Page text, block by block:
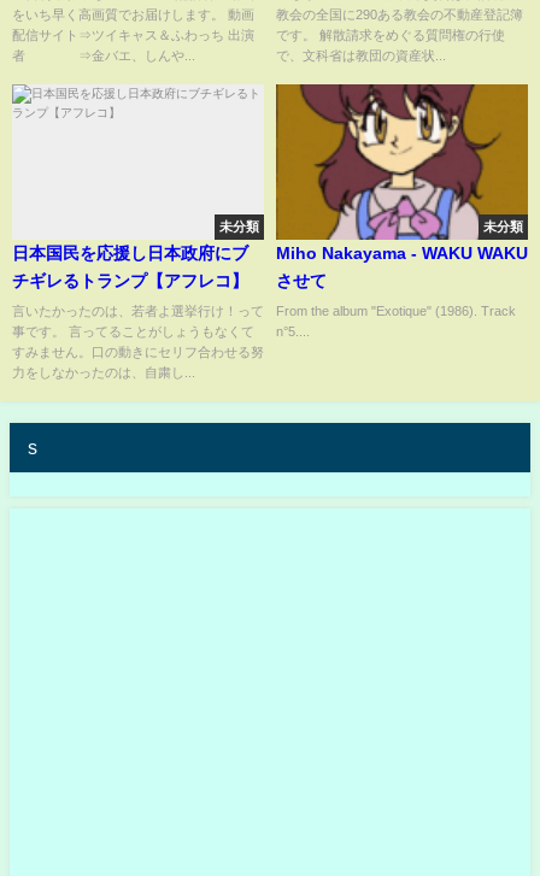
をいち早く高画質でお届けします。 動画
配信サイト⇒ツイキャス＆ふわっち 出演
者 ⇒金バエ、しんや...
日)
教会の全国に290ある教会の不動産登記簿
です。 解散請求をめぐる質問権の行使
で、文科省は教団の資産状...
未分類
日本国民を応援し日本政府にブ
チギレるトランプ【アフレコ】
言いたかったのは、若者よ選挙行け！って
事です。 言ってることがしょうもなくて
すみません。口の動きにセリフ合わせる努
力をしなかったのは、自粛し...
未分類
Miho Nakayama - WAKU WAKU
させて
From the album "Exotique" (1986). Track
n°5....
s